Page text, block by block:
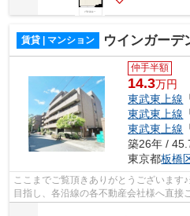
賃貸 | マンション ウインガーデ
仲手半額
14.3万円
東武東上線
東武東上線
東武東上線
築26年 /
東京都板橋
ここまでご覧頂きありがとうございます
目指し、各沿線の各不動産会社様へ直接